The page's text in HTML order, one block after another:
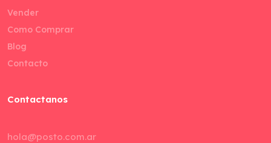
Vender
Como Comprar
Blog
Contacto
Contactanos
hola@posto.com.ar